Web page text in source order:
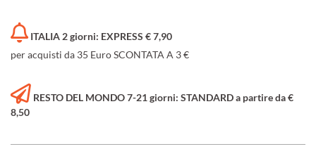
ITALIA 2 giorni: EXPRESS € 7,90
per acquisti da 35 Euro SCONTATA A 3 €
RESTO DEL MONDO 7-21 giorni: STANDARD a partire da €
8,50